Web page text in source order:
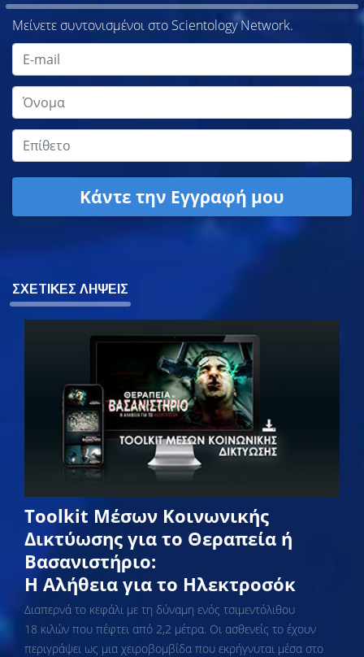
Μείνετε συντονισμένοι στο Scientology Network.
Κάντε την Εγγραφή μου
ΣΧΕΤΙΚΕΣ ΛΗΨΕΙΣ
Toolkit Μέσων Κοινωνικής
Δικτύωσης για το Θεραπεία ή
Βασανιστήριο:
Η Αλήθεια για το Ηλεκτροσόκ
Διαπερνά το κεφάλι με τη δύναμη ενός τσιμεντόλιθου
18 κιλών που πέφτει από 2,2 μέτρα. Οι ασθενείς το έχουν
περιγράψει ως μια χειροβομβίδα που εκρήγνυται μέσα στο